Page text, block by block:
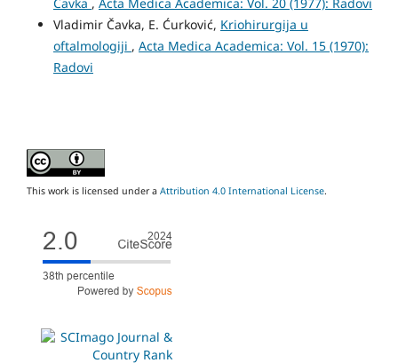
Vladimir Čavka, E. Ćurković, Kriohirurgija u
oftalmologiji , Acta Medica Academica: Vol. 15 (1970):
Radovi
This work is licensed under a Attribution 4.0 International License.